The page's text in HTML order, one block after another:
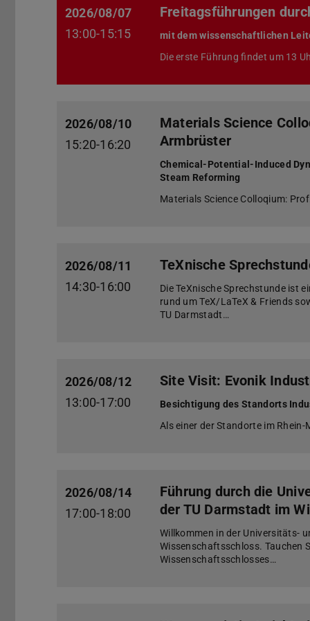
2026/08/07
13:00-15:15
Freitagsführungen
mit dem wissenschaftlichen
Die erste Führung findet um 13
2026/08/10
15:20-16:20
Materials Science
Armbrüster
Chemical-Potential-Induced
Steam Reforming
Materials Science Colloqium:
2026/08/11
14:30-16:00
TeXnische
Die TeXnische Sprechstunde ist
rund um TeX/LaTeX & Friends
TU Darmstadt…
2026/08/12
13:00-17:00
Site Visit: Evonik
Besichtigung des Standorts
Als einer der Standorte im
2026/08/14
17:00-18:00
Führung durch die
der TU Darmstadt im
Willkommen in der Universitäts-
Wissenschaftsschloss. Tauchen
Wissenschaftsschlosses…